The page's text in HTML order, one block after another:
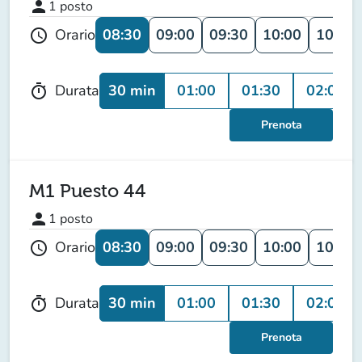
person 1 posto
schedule Orario 08:30 09:00 09:30 10:00 10:30
timer Durata 30 min 01:00 01:30 02:00
Prenota
M1 Puesto 44
person 1 posto
schedule Orario 08:30 09:00 09:30 10:00 10:30
timer Durata 30 min 01:00 01:30 02:00
Prenota